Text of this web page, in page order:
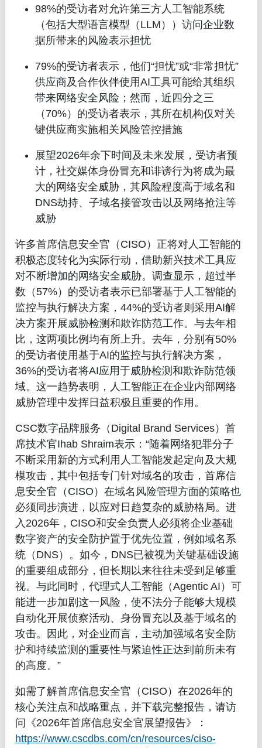
98%的受访者对允许第三方人工智能系统
（包括大型语言模型（LLM））访问企业数
据所带来的风险表示担忧
79%的受访者表示，他们“担忧”或“非常担忧”
供应商及合作伙伴使用AI工具可能给其组织
带来网络安全风险；然而，近四分之三
（70%）的受访者表示，其所在机构仅对关
键供应商实施相关风险管控措施
展望2026年余下时间及未来发展，受访者预
计，社交媒体身份冒充和诽谤行为将成为最
大的网络安全威胁，其风险程度高于域名和
DNS劫持、子域名接管攻击以及网络抢注等
威胁
许多首席信息安全官（CISO）正将对人工智能的
积极态度转化为实际行动，借助新兴技术工具应
对不断增加的网络安全威胁。调查显示，超过半
数（57%）的受访者表示已部署基于人工智能的
监控与执行解决方案，44%的受访者则采用AI解
决方案开展威胁检测和欺诈防范工作。与去年相
比，这两项比例均有所上升。去年，分别有50%
的受访者使用基于AI的监控与执行解决方案，
36%的受访者将AI应用于威胁检测和欺诈防范领
域。这一趋势表明，人工智能正在企业内部网络
威胁管理中发挥日益积极且重要的作用。
CSC数字品牌服务（Digital Brand Services）首
席技术官Ihab Shraim表示：“随着网络犯罪分子
不断采用新的方式利用人工智能发起定向及大规
模攻击，其中包括专门针对域名的攻击，首席信
息安全官（CISO）在域名风险管理方面的策略也
必须同步演进，以应对日趋复杂的威胁格局。进
入2026年，CISO和安全负责人必须将企业基础
数字资产的安全防护置于优先位置，例如域名系
统（DNS）。如今，DNS已被视为关键基础设施
的重要组成部分，但长期以来往往未受到足够重
视。与此同时，代理式人工智能（Agentic AI）可
能进一步加剧这一风险，使不法分子能够大规模
自动化开展侦察活动、身份冒充以及基于域名的
攻击。因此，对企业而言，主动加强域名安全防
护和持续监测的重要性与紧迫性正达到前所未有
的高度。”
如需了解首席信息安全官（CISO）在2026年的
核心关注点和战略重点，并下载完整报告，请访
问《2026年首席信息安全官展望报告》：
https://www.cscdbs.com/cn/resources/ciso-